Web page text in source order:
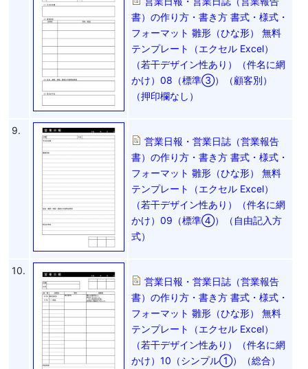
書）の作り方・書き方 書式・様式・
フォーマット 雛形（ひな形） 無料
テンプレート（エクセル Excel）
（若干デザイン性あり）（件名に網
かけ）08（標準③）（顧客別）
（押印欄なし）
9.
営業日報・営業日誌（営業報告
書）の作り方・書き方 書式・様式・
フォーマット 雛形（ひな形） 無料
テンプレート（エクセル Excel）
（若干デザイン性あり）（件名に網
かけ）09（標準④）（自由記入方
式）
10.
営業日報・営業日誌（営業報告
書）の作り方・書き方 書式・様式・
フォーマット 雛形（ひな形） 無料
テンプレート（エクセル Excel）
（若干デザイン性あり）（件名に網
かけ）10（シンプル①）（総合）